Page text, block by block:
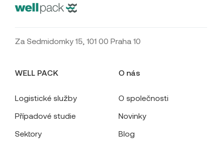
Za Sedmidomky 15, 101 00 Praha 10
WELL PACK
Logistické služby
Případové studie
Sektory
O nás
O společnosti
Novinky
Blog